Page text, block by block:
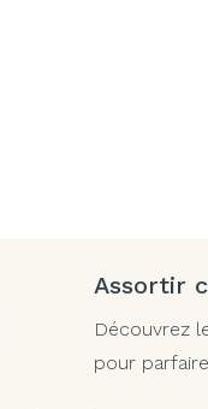
Assortir
Découvrez
pour